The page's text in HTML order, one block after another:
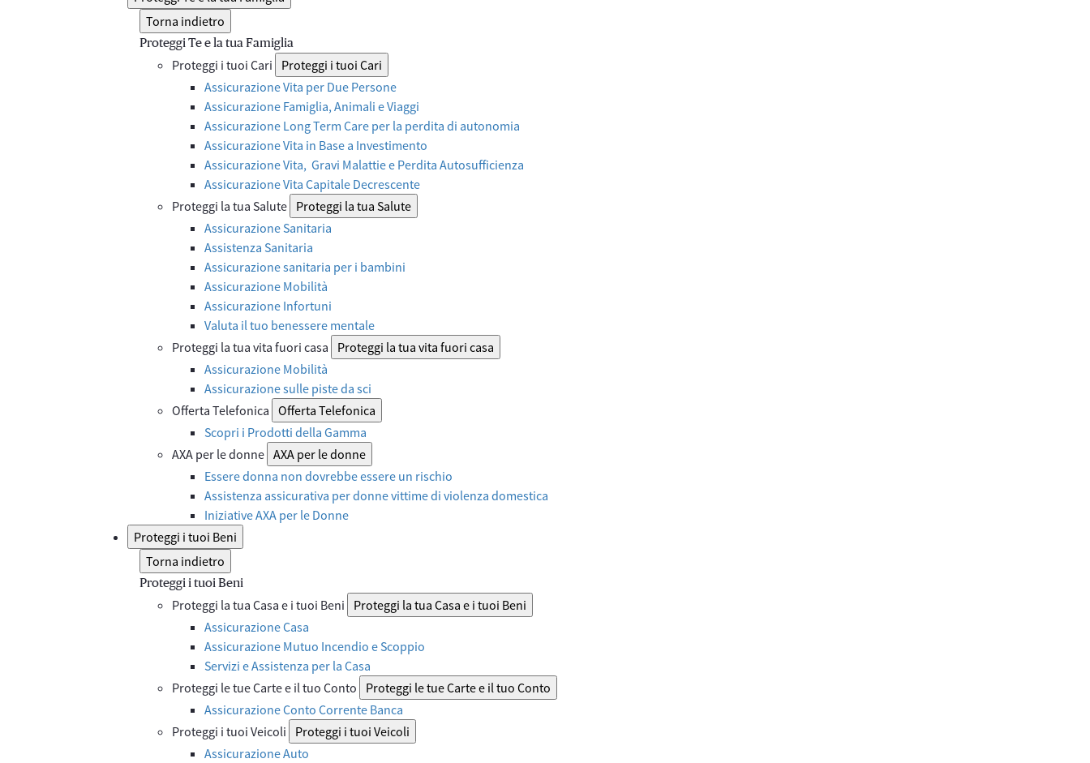
Torna indietro
Proteggi Te e la tua Famiglia
Proteggi i tuoi Cari
Proteggi i tuoi Cari
Assicurazione Vita per Due Persone
Assicurazione Famiglia, Animali e Viaggi
Assicurazione Long Term Care per la perdita di autonomia
Assicurazione Vita in Base a Investimento
Assicurazione Vita, Gravi Malattie e Perdita Autosufficienza
Assicurazione Vita Capitale Decrescente
Proteggi la tua Salute Proteggi la tua Salute
Assicurazione Sanitaria
Assistenza Sanitaria
Assicurazione sanitaria per i bambini
Assicurazione Mobilità
Assicurazione Infortuni
Valuta il tuo benessere mentale
Proteggi la tua vita fuori casa
Proteggi la tua vita fuori casa
Assicurazione Mobilità
Assicurazione sulle piste da sci
Offerta Telefonica Offerta Telefonica
Scopri i Prodotti della Gamma
AXA per le donne AXA per le donne
Essere donna non dovrebbe essere un rischio
Assistenza assicurativa per donne vittime di violenza domestica
Iniziative AXA per le Donne
Proteggi i tuoi Beni
Torna indietro
Proteggi i tuoi Beni
Proteggi la tua Casa e i tuoi Beni
Proteggi la tua Casa e i tuoi Beni
Assicurazione Casa
Assicurazione Mutuo Incendio e Scoppio
Servizi e Assistenza per la Casa
Proteggi le tue Carte e il tuo Conto
Proteggi le tue Carte e il tuo Conto
Assicurazione Conto Corrente Banca
Proteggi i tuoi Veicoli
Proteggi i tuoi Veicoli
Assicurazione Auto